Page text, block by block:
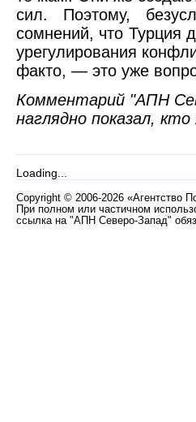
сил. Поэтому,
сомнений, что Турция
урегулирования
факто, — это уже
Комментарий "АПН
наглядно показал,
Loading...
Copyright © 2006-2026 «Агентство
При полном или частичном
ссылка на "АПН Северо-Запад"